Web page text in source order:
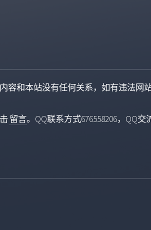
容和本站没有任何关系，如有违法网
留言。QQ联系方式676558206，QQ交